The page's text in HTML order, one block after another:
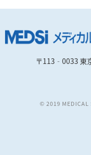
〒113‐0033 東
© 2019 MEDICAL